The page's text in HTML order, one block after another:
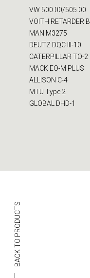
VW 500.00/505.00
VOITH RETARDER B
MAN M3275
DEUTZ DQC III-10
CATERPILLAR TO-2
MACK EO-M PLUS
ALLISON C-4
MTU Type 2
GLOBAL DHD-1
BACK TO PRODUCTS